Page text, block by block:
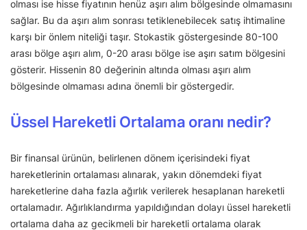
olması ise hisse fiyatının henüz aşırı alım bölgesinde olmamasını
sağlar. Bu da aşırı alım sonrası tetiklenebilecek satış ihtimaline
karşı bir önlem niteliği taşır. Stokastik göstergesinde 80-100
arası bölge aşırı alım, 0-20 arası bölge ise aşırı satım bölgesini
gösterir. Hissenin 80 değerinin altında olması aşırı alım
bölgesinde olmaması adına önemli bir göstergedir.
Üssel Hareketli Ortalama oranı nedir?
Bir finansal ürünün, belirlenen dönem içerisindeki fiyat
hareketlerinin ortalaması alınarak, yakın dönemdeki fiyat
hareketlerine daha fazla ağırlık verilerek hesaplanan hareketli
ortalamadır. Ağırlıklandırma yapıldığından dolayı üssel hareketli
ortalama daha az gecikmeli bir hareketli ortalama olarak